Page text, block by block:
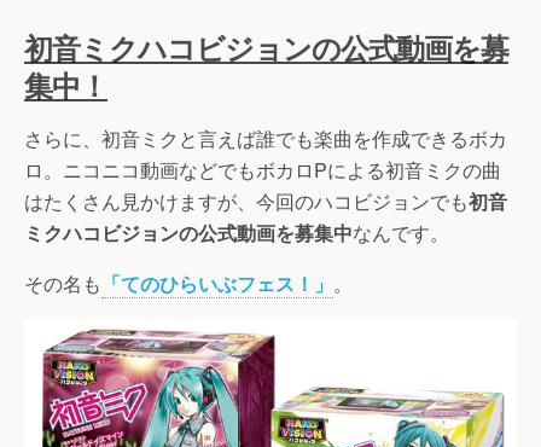
初音ミクハコビジョンの公式動画を募
集中！
さらに、初音ミクと言えば誰でも楽曲を作成できるボカ
ロ。ニコニコ動画などでもボカロPによる初音ミクの曲
はたくさん見かけますが、今回のハコビジョンでも初音
ミクハコビジョンの公式動画を募集中なんです。
その名も 「てのひらいぶフェス！」 。